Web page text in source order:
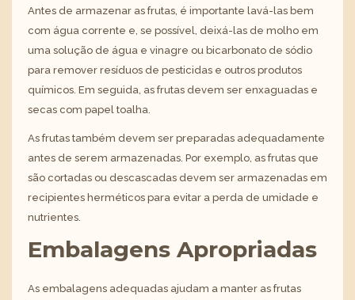
Antes de armazenar as frutas, é importante lavá-las bem
com água corrente e, se possível, deixá-las de molho em
uma solução de água e vinagre ou bicarbonato de sódio
para remover resíduos de pesticidas e outros produtos
químicos. Em seguida, as frutas devem ser enxaguadas e
secas com papel toalha.
As frutas também devem ser preparadas adequadamente
antes de serem armazenadas. Por exemplo, as frutas que
são cortadas ou descascadas devem ser armazenadas em
recipientes herméticos para evitar a perda de umidade e
nutrientes.
Embalagens Apropriadas
As embalagens adequadas ajudam a manter as frutas